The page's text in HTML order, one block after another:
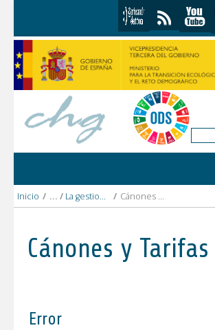
Inicio / La gestion del agua / Cánones y Tarifas
Cánones y Tarifas
Error